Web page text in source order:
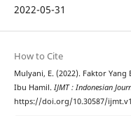
2022-05-31
How to Cite
Mulyani, E. (2022). Faktor
Ibu Hamil. IJMT : Indonesian
https://doi.org/10.30587/